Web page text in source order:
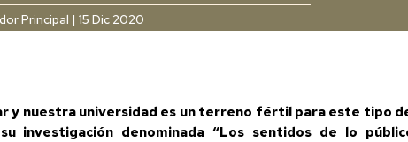
Principal |15 Dic 2020
y nuestra universidad es un terreno fértil para este tipo
investigación denominada “Los sentidos de lo